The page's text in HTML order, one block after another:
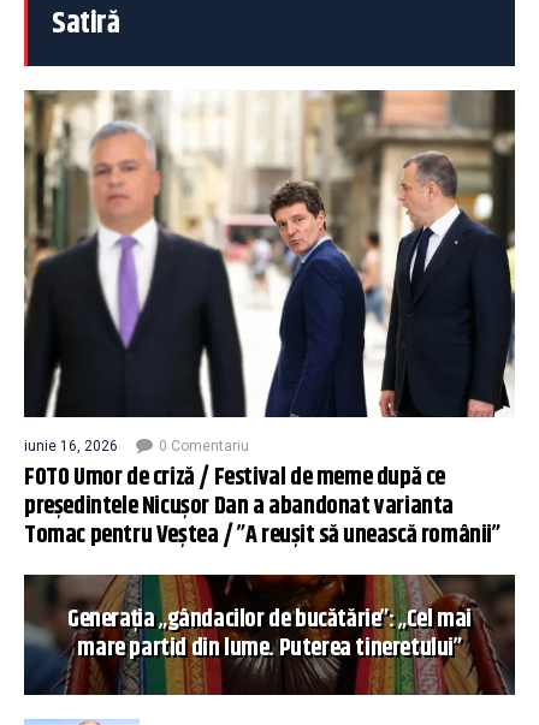
Satiră
iunie 16, 2026 0 Comentariu
FOTO Umor de criză / Festival de meme după ce
președintele Nicușor Dan a abandonat varianta
Tomac pentru Veștea / ”A reușit să unească românii”
Generația „gândacilor de bucătărie”: „Cel mai
mare partid din lume. Puterea tineretului”